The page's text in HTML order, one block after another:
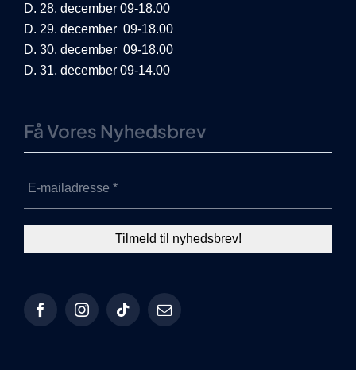
D. 28. december 09-18.00
D. 29. december 09-18.00
D. 30. december 09-18.00
D. 31. december 09-14.00
Få Vores Nyhedsbrev